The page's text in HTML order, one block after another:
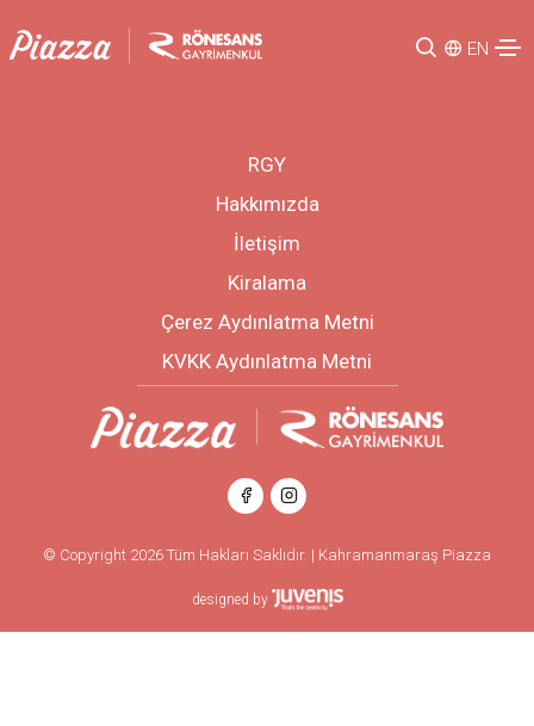
EN
RGY
Hakkımızda
İletişim
Kiralama
Çerez Aydınlatma Metni
KVKK Aydınlatma Metni
© Copyright 2026 Tüm Hakları Saklıdır. | Kahramanmaraş Piazza
designed by